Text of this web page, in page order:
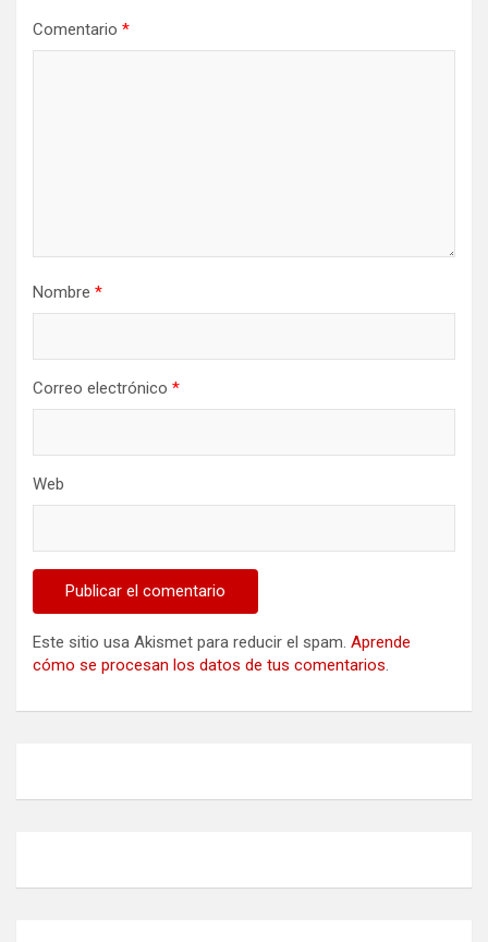
Comentario *
Nombre *
Correo electrónico *
Web
Este sitio usa Akismet para reducir el spam. Aprende
cómo se procesan los datos de tus comentarios.